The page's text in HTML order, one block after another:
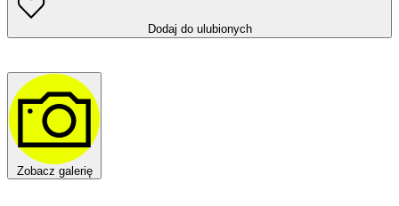
Dodaj do ulubionych
Zobacz galerię